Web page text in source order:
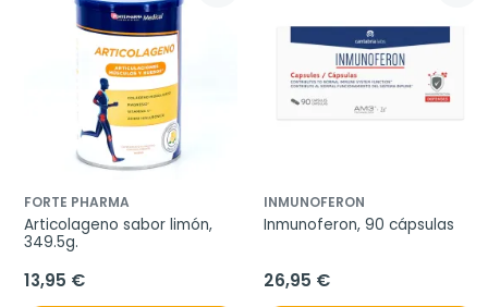
FORTE PHARMA
Articolageno sabor limón,
349.5g.
13,95 €
INMUNOFERON
Inmunoferon, 90 cápsulas
26,95 €